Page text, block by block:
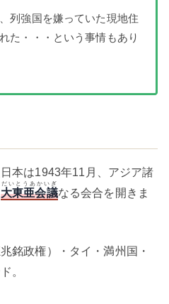
列強国を嫌っていた現地住
た・・・という事情もあり
本は1943年11月、アジア諸
大東亜会議
だいとうあかいぎ
なる会合を開きま
銘政権）・タイ・満州国・
。